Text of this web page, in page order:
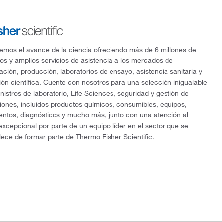
el avance de la ciencia ofreciendo más de 6 millones de
y amplios servicios de asistencia a los mercados de
producción, laboratorios de ensayo, asistencia sanitaria y
científica. Cuente con nosotros para una selección inigualable
de laboratorio, Life Sciences, seguridad y gestión de
incluidos productos químicos, consumibles, equipos,
diagnósticos y mucho más, junto con una atención al
por parte de un equipo líder en el sector que se
de formar parte de Thermo Fisher Scientific.